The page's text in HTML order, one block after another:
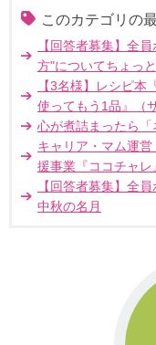
このカテゴリの
【回答者募集】全
方"についてちょっ
【3名様】レシピ
使ってもう1品』（
心が煮詰まったら
キャリア・マム運
援事業『ココチャレ
【回答者募集】全
中秋の名月